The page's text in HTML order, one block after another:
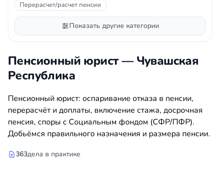
Перерасчет/расчет пенсии
Показать другие категории
Пенсионный юрист — Чувашская
Республика
Пенсионный юрист: оспаривание отказа в пенсии,
перерасчёт и доплаты, включение стажа, досрочная
пенсия, споры с Социальным фондом (СФР/ПФР).
Добьёмся правильного назначения и размера пенсии.
363дела в практике